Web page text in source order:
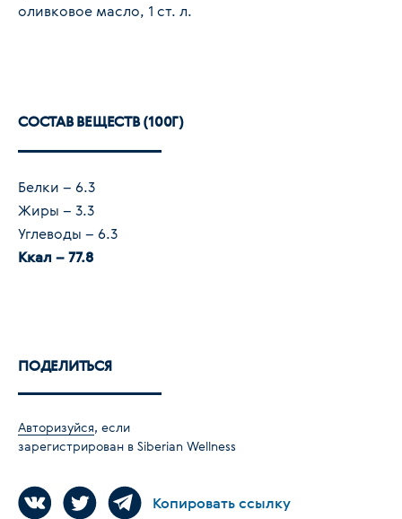
оливковое масло, 1 ст. л.
СОСТАВ ВЕЩЕСТВ (100Г)
Белки – 6.3
Жиры – 3.3
Углеводы – 6.3
Ккал – 77.8
ПОДЕЛИТЬСЯ
Авторизуйся, если
зарегистрирован в Siberian Wellness
Копировать ссылку